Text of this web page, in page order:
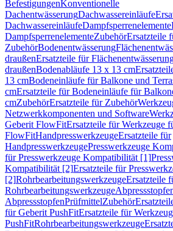
BefestigungenKonventionelle
DachentwässerungDachwassereinläufe
DachwassereinläufeDampfsperrenelemente
DampfsperrenelementeZubehörErsatzteile
ZubehörBodenentwässerung
draußenErsatzteile für
draußenBodenabläufe 13 x 13 cm
13 cmBodeneinläufe für Balkone und
cmErsatzteile für Bodeneinläufe für
cmZubehörErsatzteile für Zubehör
Netzwerkkomponenten und Software
Geberit FlowFitErsatzteile für Werkzeuge
FlowFitHandpresswerkzeugeErsatzteile für
HandpresswerkzeugePresswerkzeuge
für Presswerkzeuge Kompatibilität [1]
Kompatibilität [2]Ersatzteile für
[2]RohrbearbeitungswerkzeugeErsatzteile
Rohrbearbeitungswerkzeuge
AbpressstopfenPrüfmittelZubehör
für Geberit PushFitErsatzteile für
PushFitRohrbearbeitungswerkzeuge